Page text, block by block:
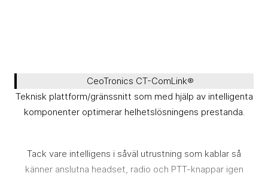
CeoTronics CT-ComLink®
Teknisk plattform/gränssnitt som med hjälp av intelligenta
komponenter optimerar helhetslösningens prestanda.
Tack vare intelligens i såväl utrustning som kablar så
känner anslutna headset, radio och PTT-knappar igen